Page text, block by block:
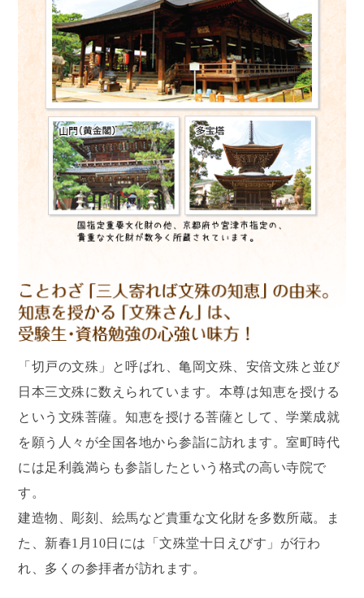
「切戸の文殊」と呼ばれ、亀岡文殊、安倍文殊と並び
日本三文殊に数えられています。本尊は知恵を授ける
という文殊菩薩。知恵を授ける菩薩として、学業成就
を願う人々が全国各地から参詣に訪れます。室町時代
には足利義満らも参詣したという格式の高い寺院で
す。
建造物、彫刻、絵馬など貴重な文化財を多数所蔵。ま
た、新春1月10日には「文殊堂十日えびす」が行わ
れ、多くの参拝者が訪れます。